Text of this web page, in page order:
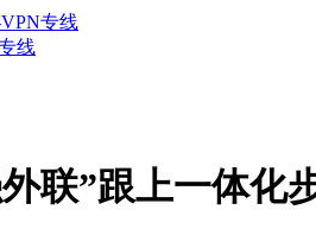
专线
线
联”跟上一体化